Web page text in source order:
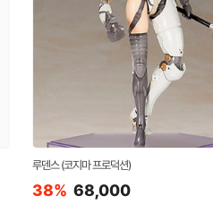
루덴스 (코지마 프로덕션)
38% 68,000